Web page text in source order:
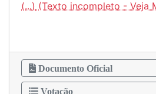
(...)
Documento Oficial
Votação